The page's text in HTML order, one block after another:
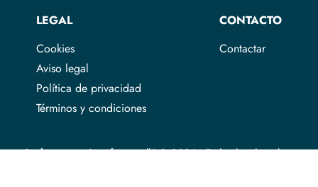
LEGAL
Cookies
Aviso legal
Política de privacidad
Términos y condiciones
CONTACTO
Contactar
Profe por aquí profe por allá © 2026 - Todos los derechos